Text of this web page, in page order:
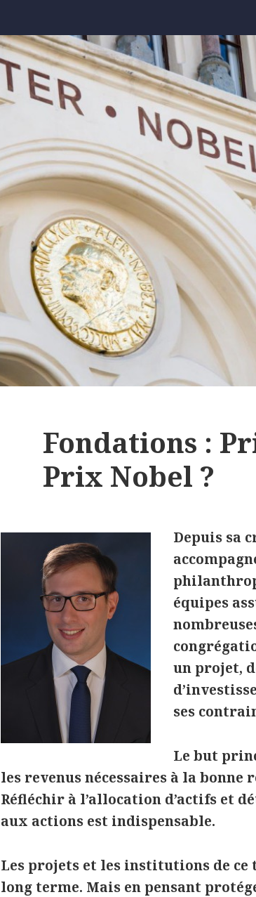
Fondations :
Prix Nobel ?
Depuis sa
équipes
un projet,
ses
Le but
les revenus nécessaires à la
Réfléchir à l’allocation d’actifs et
aux actions est indispensable.
Les projets et les institutions de ce
long terme. Mais en pensant